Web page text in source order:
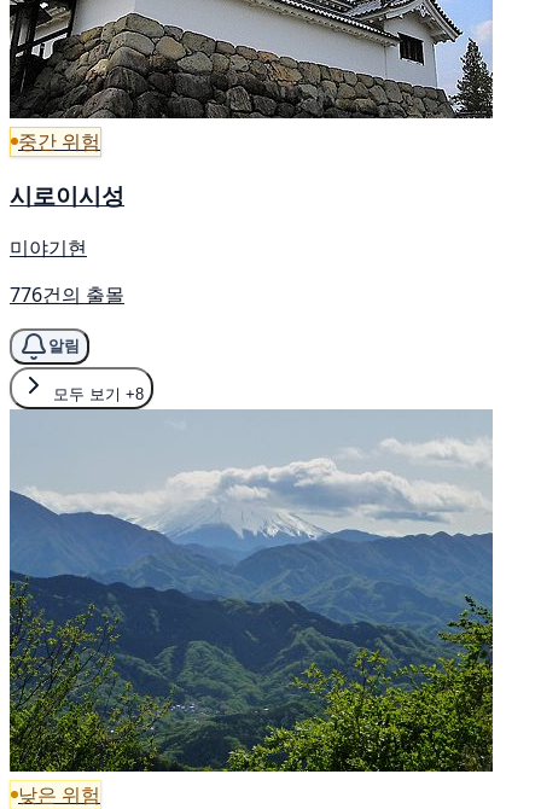
중간 위험
시로이시성
미야기현
776건의 출몰
알림
모두 보기 +8
낮은 위험